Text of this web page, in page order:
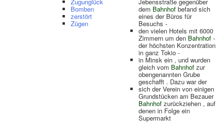
Bomben
zerstört
Zügen
dem Bahnhof befand sich
eines der Büros für
Besuchs -
den vielen Hotels mit 6000
Zimmern um den Bahnhof -
der höchsten Konzentration
in ganz Tokio -
in Minsk ein , und wurden
gleich vom Bahnhof zur
obengenannten Grube
geschafft . Dazu war der
sich der Verein von einigen
Grundstücken am Bezauer
Bahnhof zurückziehen , auf
denen in Folge ein
Supermarkt